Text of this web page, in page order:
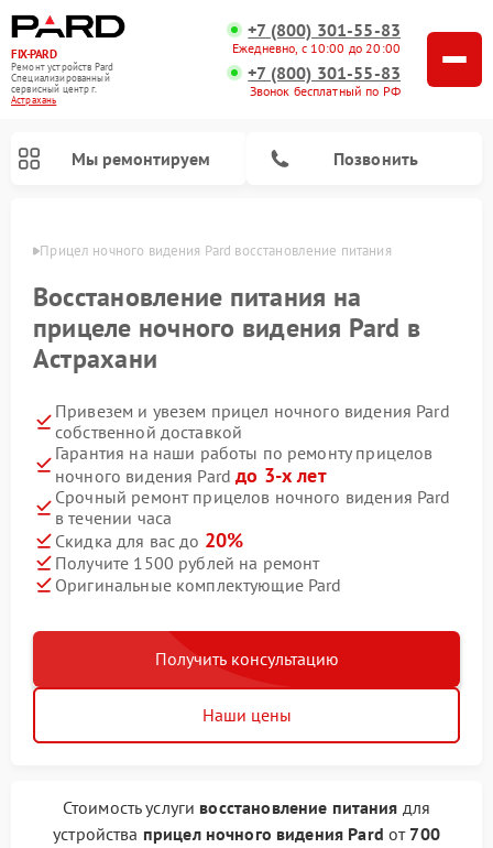
FIX-PARD
Ремонт устройств Pard
Специализированный
cервисный центр г.
Астрахань
+7 (800) 301-55-83
Ежедневно, с 10:00 до 20:00
+7 (800) 301-55-83
Звонок бесплатный по РФ
Мы ремонтируем Позвонить
Прицел ночного видения Pard восстановление питания
Восстановление питания на
прицеле ночного видения Pard в
Астрахани
Привезем и увезем прицел ночного видения Pard
собственной доставкой
Гарантия на наши работы по ремонту прицелов
ночного видения Pardдо 3-х лет
Срочный ремонт прицелов ночного видения Pard
в течении часа
Скидка для вас до 20%
Получите 1500 рублей на ремонт
Оригинальные комплектующие Pard
Получить консультацию
Наши цены
Стоимость услуги восстановление питания для
устройства прицел ночного видения Pard от 700